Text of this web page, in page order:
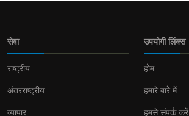
सेवा
राष्ट्रीय
अंतरराष्ट्रीय
व्यापार
उपयोगी लिंक्स
होम
हमारे बारे में
हमसे संपर्क करें